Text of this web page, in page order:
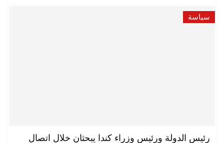
سياسة
رئيس الدولة ورئيس وزراء كندا يبحثان خلال اتصال